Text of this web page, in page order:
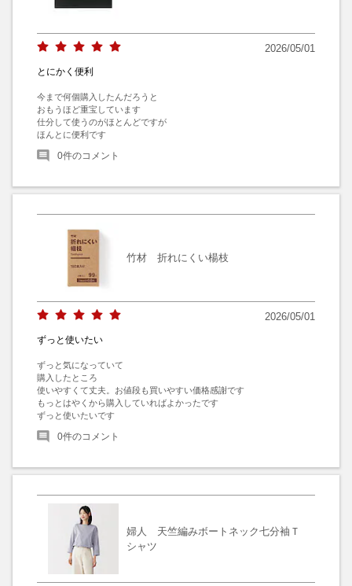
2026/05/01
とにかく便利
今まで何個購入したんだろうと
おもうほど重宝しています
仕分して使うのがほとんどですが
ほんとに便利です
0件のコメント
竹材 折れにくい楊枝
2026/05/01
ずっと使いたい
ずっと気になっていて
購入したところ
使いやすくて丈夫。お値段も買いやすい価格感謝です
もっとはやくから購入していればよかったです
ずっと使いたいです
0件のコメント
婦人 天竺編みボートネック七分袖Ｔ
シャツ